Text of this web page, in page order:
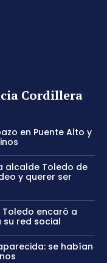
Cordillera
en Puente Alto y
alcalde Toledo de
y querer ser
Toledo encaró a
red social
se habían